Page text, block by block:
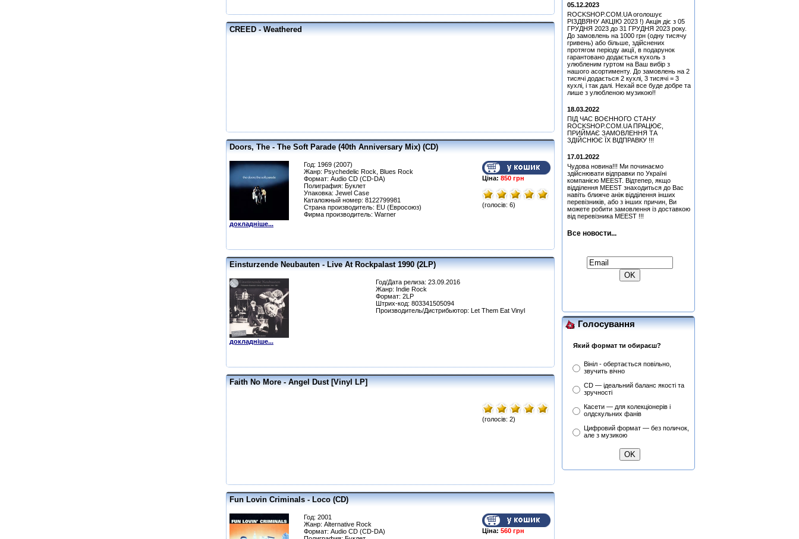
CREED - Weathered
Doors, The - The Soft Parade (40th Anniversary Mix) (CD)
докладніше...
Ціна: 850 грн
(голосів: 6)
Год: 1969 (2007)
Жанр: Psychedelic Rock, Blues Rock
Формат: Audio CD (CD-DA)
Полиграфия: Буклет
Упаковка: Jewel Case
Каталожный номер: 8122799981
Страна производитель: EU (Евросоюз)
Фирма производитель: Warner
Einsturzende Neubauten - Live At Rockpalast 1990 (2LP)
докладніше...
Год/Дата релиза: 23.09.2016
Жанр: Indie Rock
Формат: 2LP
Штрих-код: 803341505094
Производитель/Дистрибьютор: Let Them Eat Vinyl
Faith No More - Angel Dust [Vinyl LP]
(голосів: 2)
Fun Lovin Criminals - Loco (CD)
Ціна: 560 грн
Год: 2001
Жанр: Alternative Rock
Формат: Audio CD (CD-DA)
Медіатор Uriah Heep - Phil
Lanzon (Філ Лансон) (Red)
Колекційний
Медіатор Uriah Heep - Phil
Lanzon (Філ Лансон)
(Green) Колекційний
Медіатор Attack Mr.
Fastfinge Mika Tyyska
(Black) (Міка Тійскя)
Медіатор Jyrki
Медіатор Attack Mr.
Fastfinge Mika Tyyska
(Black) (Міка Тійскя)
Медіатор Uriah Heep - Phil
(Green) Колекційний
Медіатор Uriah Heep - Phil
Lanzon (Філ Лансон) (Red)
Колекційний
Медіатор Burning Dwarf
Attack Mr. Fastfinge Mika
Tyyska (Міка Тійскя)
Колекційний
05.12.2023
ROCKSHOP.COM.UA оголошує
РІЗДВЯНУ АКЦІЮ 2023 !) Акція діє з 05
ГРУДНЯ 2023 до 31 ГРУДНЯ 2023 року.
До замовлень на 1000 грн (одну тисячу
гривень) або більше, здійснених
протягом періоду акції, в подарунок
гарантовано додається кухоль з
улюбленим гуртом на Ваш вибір з
нашого асортименту. До замовлень на 2
тисячі додається 2 кухлі, 3 тисячі = 3
кухлі, і так далі. Нехай все буде добре та
лише з улюбленою музикою!!
18.03.2022
ПІД ЧАС ВОЄННОГО СТАНУ
ROCKSHOP.COM.UA ПРАЦЮЄ,
ПРИЙМАЄ ЗАМОВЛЕННЯ ТА
ЗДІЙСНЮЄ ЇХ ВІДПРАВКУ !!!
17.01.2022
Чудова новина!!! Ми починаємо
здійснювати відправки по Україні
компанією MEEST. Відтепер, якщо
відділення MEEST знаходиться до Вас
навіть ближче аніж відділення інших
перевізників, або з інших причин, Ви
можете робити замовлення із доставкою
від перевізника MEEST !!!
Все новости...
Голосування
Який формат ти обираєш?
Вініл - обертається повільно,
звучить вічно
CD — ідеальний баланс якості та
зручності
Касети — для колекціонерів і
олдскульних фанів
Цифровий формат — без поличок,
але з музикою